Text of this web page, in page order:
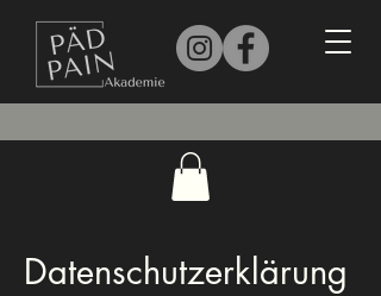
Datenschutzerklärung